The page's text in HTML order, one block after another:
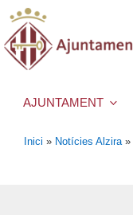
AJUNTAMENT
Inici » Notícies Alzira »